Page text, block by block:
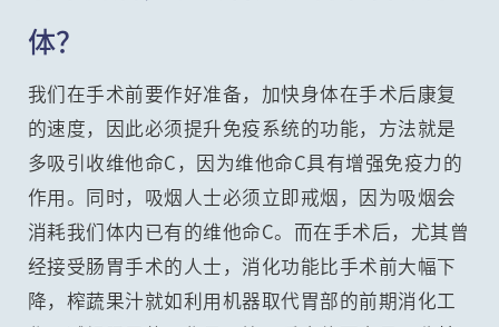
体？
我们在手术前要作好准备，加快身体在手术后康复
的速度，因此必须提升免疫系统的功能，方法就是
多吸引收维他命C，因为维他命C具有增强免疫力的
作用。同时，吸烟人士必须立即戒烟，因为吸烟会
消耗我们体内已有的维他命C。而在手术后，尤其曾
经接受肠胃手术的人士，消化功能比手术前大幅下
降，榨蔬果汁就如利用机器取代胃部的前期消化工